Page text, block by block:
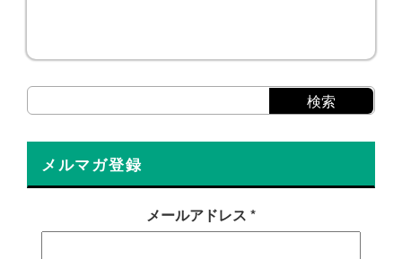
メルマガ登録
メールアドレス *